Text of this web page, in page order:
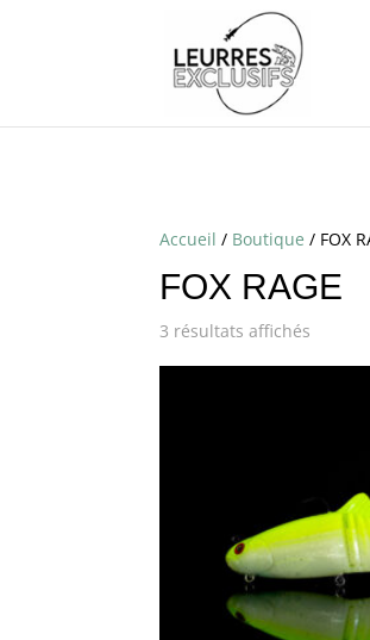
Accueil / Boutique / FOX
FOX RAGE
3 résultats affichés